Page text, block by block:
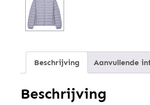
Beschrijving Aanvullende
Beschrijving